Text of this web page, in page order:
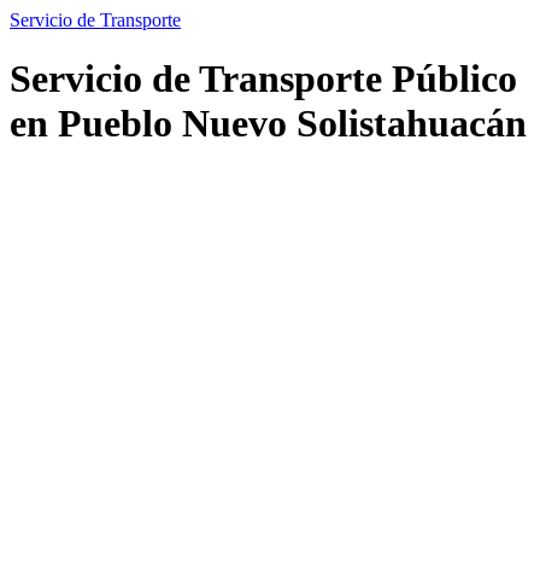
Servicio de Transporte
Servicio de Transporte Público
en Pueblo Nuevo Solistahuacán